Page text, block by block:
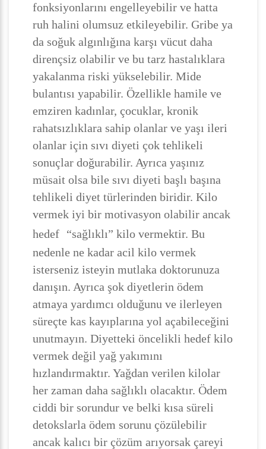
fonksiyonlarını engelleyebilir ve hatta
ruh halini olumsuz etkileyebilir. Gribe ya
da soğuk algınlığına karşı vücut daha
dirençsiz olabilir ve bu tarz hastalıklara
yakalanma riski yükselebilir. Mide
bulantısı yapabilir. Özellikle hamile ve
emziren kadınlar, çocuklar, kronik
rahatsızlıklara sahip olanlar ve yaşı ileri
olanlar için sıvı diyeti çok tehlikeli
sonuçlar doğurabilir. Ayrıca yaşınız
müsait olsa bile sıvı diyeti başlı başına
tehlikeli diyet türlerinden biridir. Kilo
vermek iyi bir motivasyon olabilir ancak
hedef “sağlıklı” kilo vermektir. Bu
nedenle ne kadar acil kilo vermek
isterseniz isteyin mutlaka doktorunuza
danışın. Ayrıca şok diyetlerin ödem
atmaya yardımcı olduğunu ve ilerleyen
süreçte kas kayıplarına yol açabileceğini
unutmayın. Diyetteki öncelikli hedef kilo
vermek değil yağ yakımını
hızlandırmaktır. Yağdan verilen kilolar
her zaman daha sağlıklı olacaktır. Ödem
ciddi bir sorundur ve belki kısa süreli
detokslarla ödem sorunu çözülebilir
ancak kalıcı bir çözüm arıyorsak çareyi